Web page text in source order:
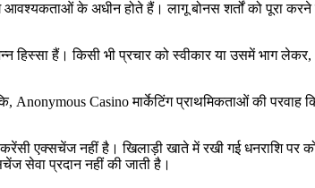
के अधीन होते हैं। लागू बोनस शर्तों को पूरा करने
हिस्सा हैं। किसी भी प्रचार को स्वीकार या उसमें
Casino मार्केटिंग प्राथमिकताओं की परवाह
एक्सचेंज नहीं है। खिलाड़ी खाते में रखी गई धनराशि पर
सेवा प्रदान नहीं की जाती है।